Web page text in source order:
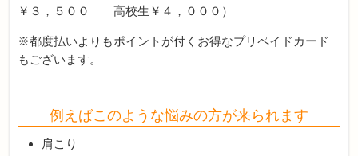
￥３，５００ 高校生￥４，０００）
※都度払いよりもポイントが付くお得なプリペイドカード
もございます。
例えばこのような悩みの方が来られます
肩こり